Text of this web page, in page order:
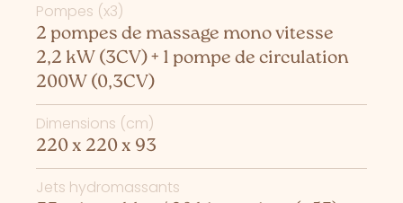
Pompes (x3)
2 pompes de massage mono vitesse
2,2 kW (3CV) + 1 pompe de circulation
200W (0,3CV)
Dimensions (cm)
220 x 220 x 93
Jets hydromassants